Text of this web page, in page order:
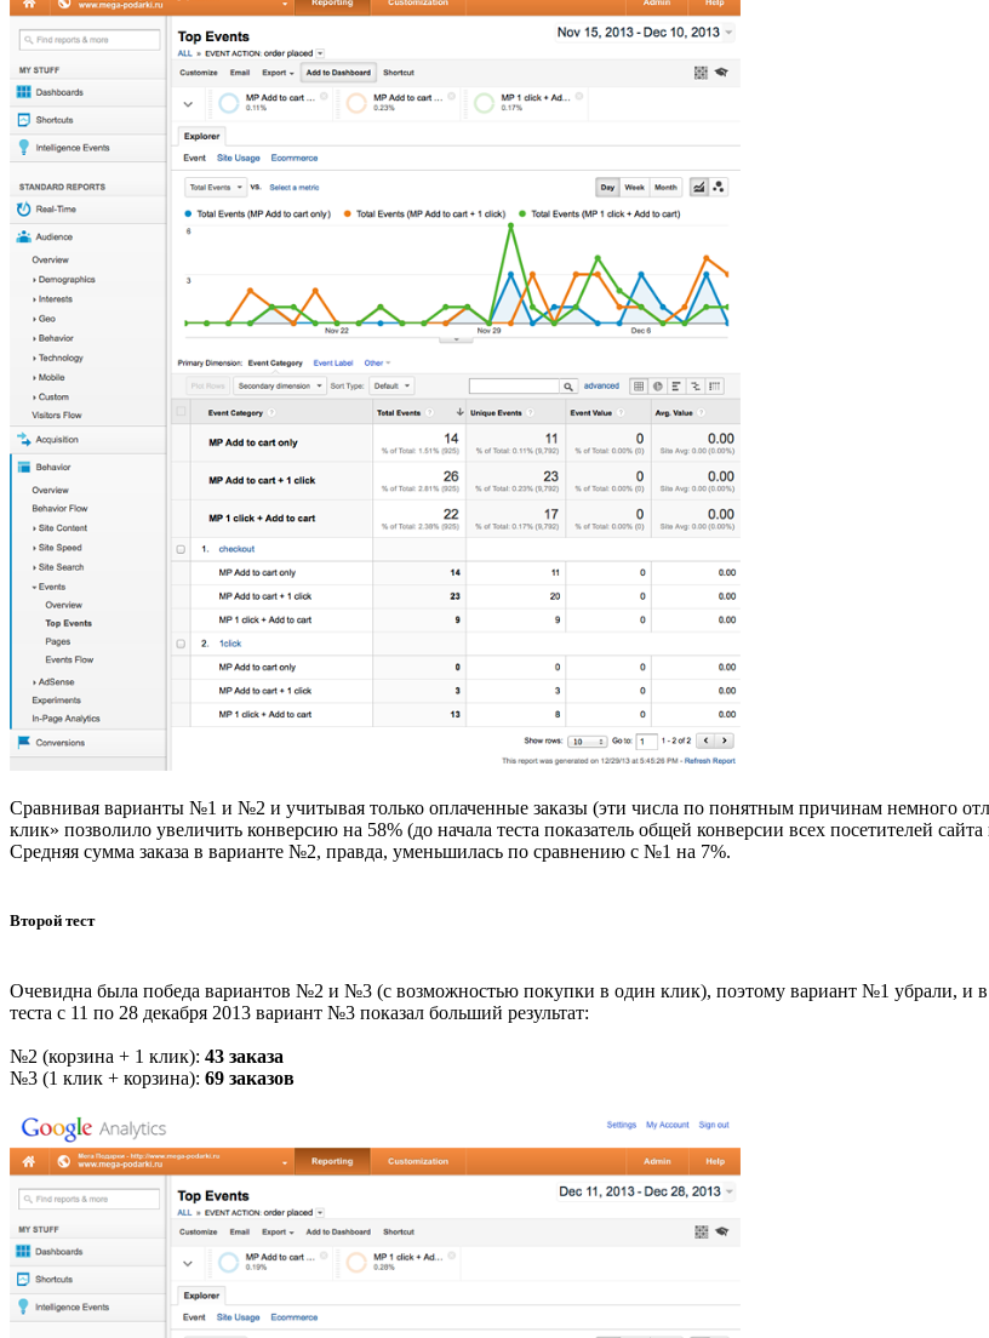
Сравнивая варианты №1 и №2 и учитывая только оплаченные заказы (эти числа по понятным причинам немного
клик» позволило увеличить конверсию на 58% (до начала теста показатель общей конверсии всех посетителей
Средняя сумма заказа в варианте №2, правда, уменьшилась по сравнению с №1 на 7%.
Второй тест
Очевидна была победа вариантов №2 и №3 (с возможностью покупки в один клик), поэтому вариант №1 убрали, и
теста с 11 по 28 декабря 2013 вариант №3 показал больший результат:
№2 (корзина + 1 клик): 43 заказа
№3 (1 клик + корзина): 69 заказов